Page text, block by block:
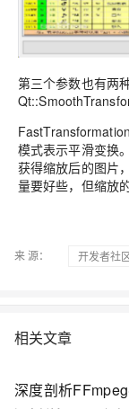
第三个参数也有两
模式表示平滑变换
获得缩放后的图片
量要好些，但缩放
来 源： 开发者社
相关文章